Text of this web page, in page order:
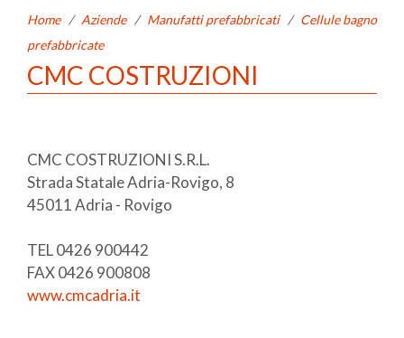
Home / Aziende / Manufatti prefabbricati / Cellule bagno
prefabbricate
CMC COSTRUZIONI
CMC COSTRUZIONI S.R.L.
Strada Statale Adria-Rovigo, 8
45011 Adria - Rovigo
TEL 0426 900442
FAX 0426 900808
www.cmcadria.it